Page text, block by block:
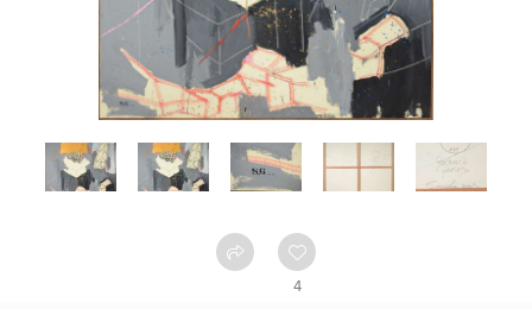
Home
Vender
Sobre
funciona
4